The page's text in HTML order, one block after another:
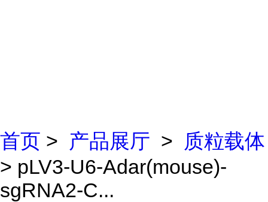
首页 > 产品展厅 >
质粒载体
> pLV3-U6-Adar(mouse)-
sgRNA2-C...